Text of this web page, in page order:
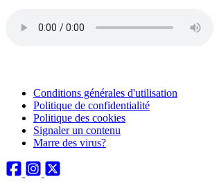
Conditions générales d'utilisation
Politique de confidentialité
Politique des cookies
Signaler un contenu
Marre des virus?